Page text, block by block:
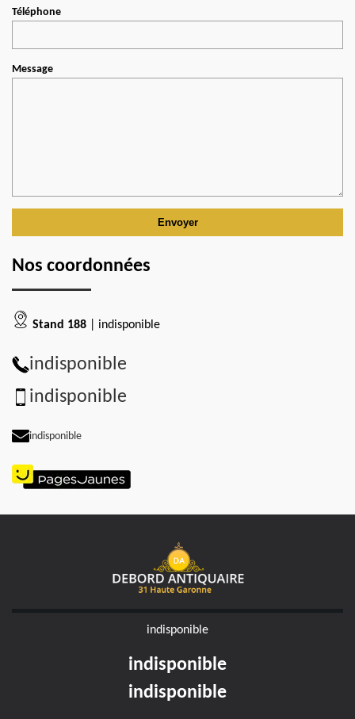
Téléphone
Message
Nos coordonnées
Stand 188 | indisponible
indisponible
indisponible
indisponible
indisponible
indisponible
indisponible